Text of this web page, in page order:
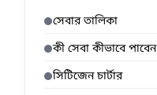
সেবার তালিকা
কী সেবা কীভাবে পাবেন
সিটিজেন চার্টার